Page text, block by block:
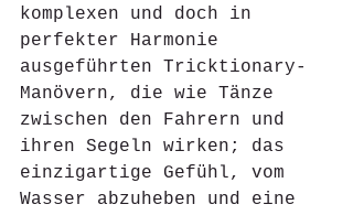
komplexen und doch in
perfekter Harmonie
ausgeführten Tricktionary-
Manövern, die wie Tänze
zwischen den Fahrern und
ihren Segeln wirken; das
einzigartige Gefühl, vom
Wasser abzuheben und eine